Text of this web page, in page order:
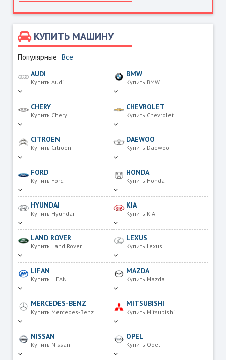
КУПИТЬ МАШИНУ
Популярные Все
AUDI
Купить Audi
BMW
Купить BMW
CHERY
Купить Chery
CHEVROLET
Купить Chevrolet
CITROEN
Купить Citroen
DAEWOO
Купить Daewoo
FORD
Купить Ford
HONDA
Купить Honda
HYUNDAI
Купить Hyundai
KIA
Купить KIA
LAND ROVER
Купить Land Rover
LEXUS
Купить Lexus
LIFAN
Купить LIFAN
MAZDA
Купить Mazda
MERCEDES-BENZ
Купить Mercedes-Benz
MITSUBISHI
Купить Mitsubishi
NISSAN
Купить Nissan
OPEL
Купить Opel